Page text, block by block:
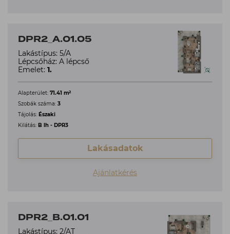
DPR2_A.01.05
Lakástípus: 5/A
Lépcsőház: A lépcső
Emelet: 1.
Alapterület: 71.41 m2
Szobák száma: 3
Tájolás: Északi
Kilátás: B lh - DPR3
Lakásadatok
Ajánlatkérés
DPR2_B.01.01
Lakástípus: 2/AT